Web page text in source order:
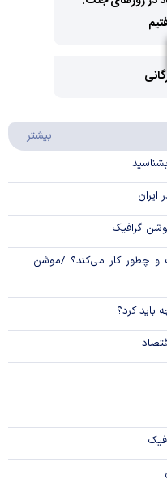
بیشتر
گرافیک
چطور کار می‌کند؟ /موشن
باید کرد؟